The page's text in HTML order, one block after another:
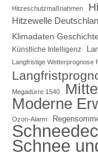
Hitzeschutzmaßnahmen
Hitzewelle
Klimadaten Geschichte
Künstliche Intelligenz
Langfristige Wetterprognose
Megadürre 1540
Moderne
Ozon-Alarm
Schnee